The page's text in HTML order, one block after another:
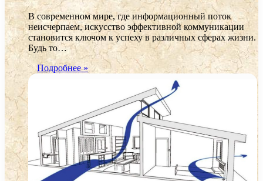
В современном мире, где информационный поток
неисчерпаем, искусство эффективной коммуникации
становится ключом к успеху в различных сферах жизни.
Будь то…
Подробнее »